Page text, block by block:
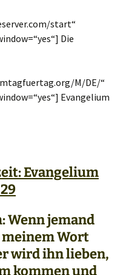
start“
Die
M/DE/“
Evangelium
Evangelium
Wenn jemand
Wort
wird ihn lieben,
kommen und